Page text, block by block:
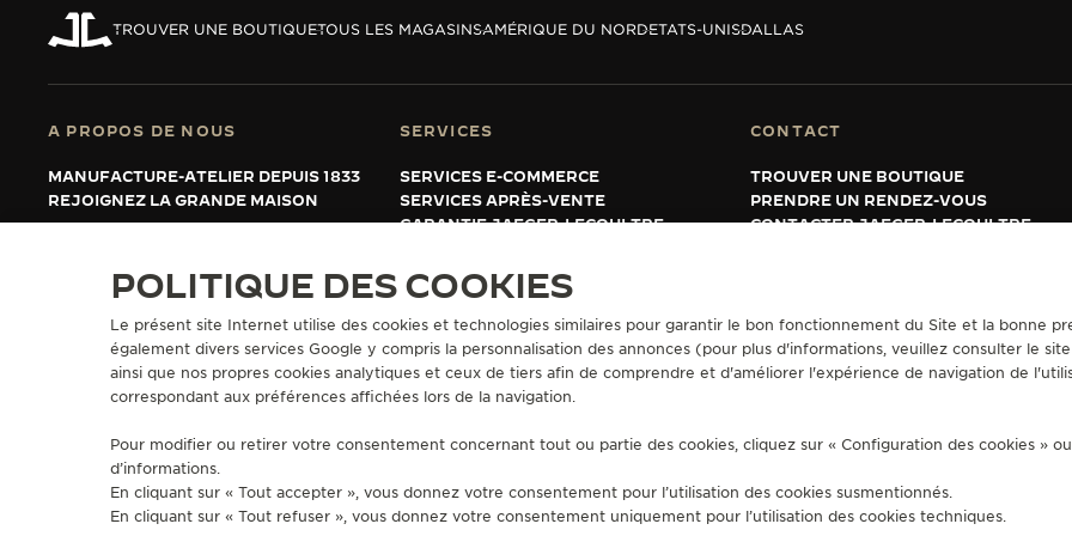
VOIR LES ÉVÉNEMENTS
TROUVER UNE BOUTIQUETOUS LES MAGASINSAMÉRIQUE DU NORDETATS-UNISDALLAS
A PROPOS DE NOUS
MANUFACTURE-ATELIER DEPUIS 1833
REJOIGNEZ LA GRANDE MAISON
SERVICES
SERVICES E-COMMERCE
SERVICES APRÈS-VENTE
GARANTIE JAEGER-LECOULTRE
FAQ
CONTACT
TROUVER UNE BOUTIQUE
PRENDRE UN RENDEZ-VOUS
CONTACTER JAEGER-LECOULTRE
POLITIQUE DE CONFIDENTIALITÉCONDITIONS GÉNÉRALES D'UTILISATIONCONDITIONS GÉNÉRALES DE VENTEPOLITIQUE EN MATIÈRE DE
FICHE RELATIVE AUX QUALITÉS ET CARACTÉRISTIQUES ENVIRONNEMENTALES
POLITIQUE DES COOKIES
Le présent site Internet utilise des cookies et technologies similaires pour garantir le bon fonctionnement du Site et la bonne
également divers services Google y compris la personnalisation des annonces (pour plus d'informations, veuillez consulter le site
ainsi que nos propres cookies analytiques et ceux de tiers afin de comprendre et d'améliorer l'expérience de navigation de
correspondant aux préférences affichées lors de la navigation.
Pour modifier ou retirer votre consentement concernant tout ou partie des cookies, cliquez sur « Configuration des cookies »
d’informations.
En cliquant sur « Tout accepter », vous donnez votre consentement pour l’utilisation des cookies susmentionnés.
En cliquant sur « Tout refuser », vous donnez votre consentement uniquement pour l’utilisation des cookies techniques.